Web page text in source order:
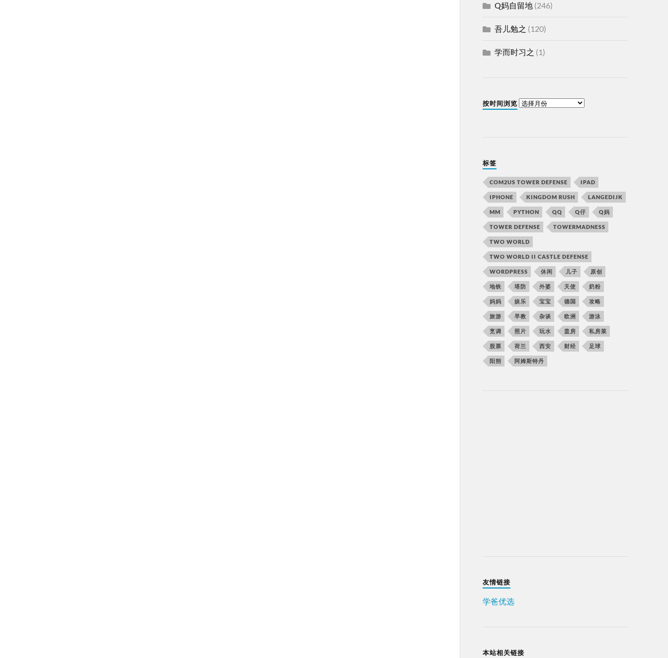
Q妈自留地(246)
吾儿勉之 (120)
学而时习之 (1)
按时间浏览
标签
COM2US TOWER DEFENSE IPAD
IPHONE KINGDOM RUSH LANGEDIJK
MM PYTHON QQ Q仔 Q妈
TOWER DEFENSE TOWERMADNESS
TWO WORLD
TWO WORLD II CASTLE DEFENSE
WORDPRESS 休闲 儿子 原创
地铁 塔防 外婆 天使 奶粉
妈妈 娱乐 宝宝 德国 攻略
旅游 早教 杂谈 欧洲 游泳
烹调 照片 玩水 盖房 私房菜
股票 荷兰 西安 财经 足球
阳朔 阿姆斯特丹
友情链接
学爸优选
本站相关链接